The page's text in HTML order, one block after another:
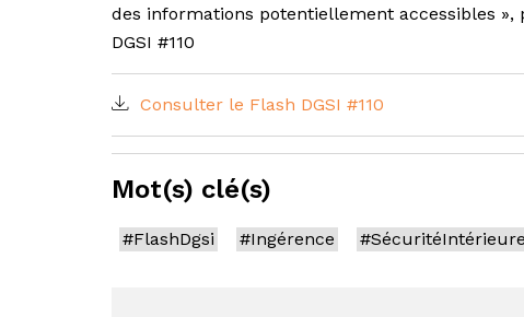
des informations potentiellement accessibles »,
DGSI #110
Consulter le Flash DGSI #110
Mot(s) clé(s)
#FlashDgsi #Ingérence #SécuritéIntérieure